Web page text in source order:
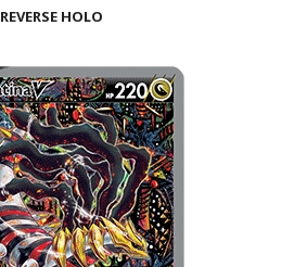
REVERSE HOLO